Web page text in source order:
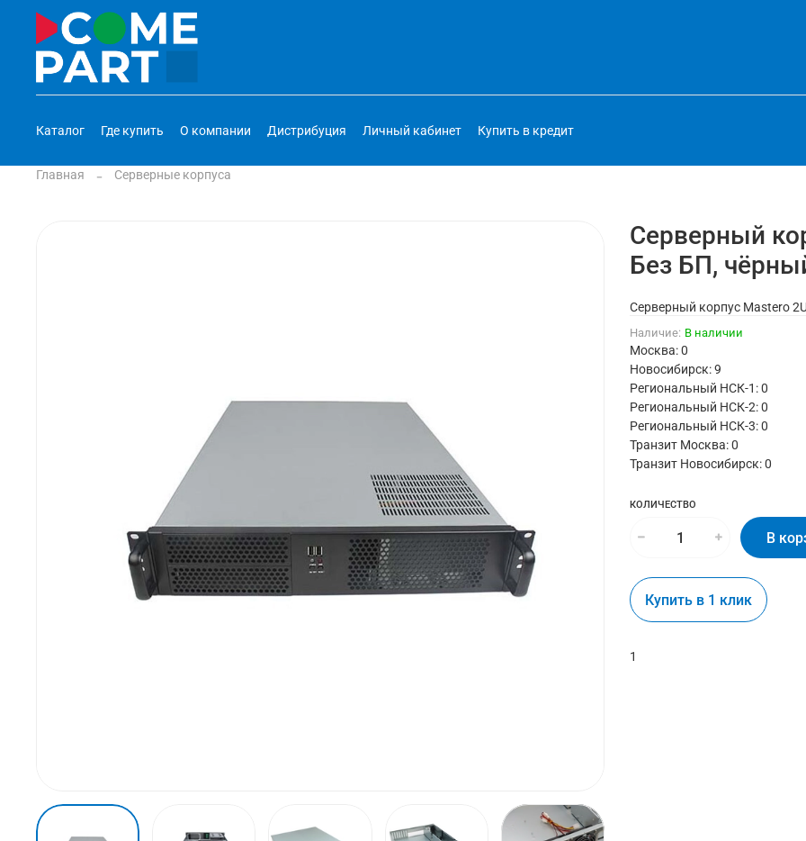
Каталог Где купить О компании Дистрибуция Личный кабинет Купить в кредит
Главная Серверные корпуса
Наличие: В наличии
Серверный
Без БП,
Москва: 0
Новосибирск: 9
Региональный НСК-1: 0
Региональный НСК-2: 0
Региональный НСК-3: 0
Транзит Москва:0
Транзит Новосибирск:0
КОЛИЧЕСТВО
В
Купить в 1 клик
1
Серверный корпус Mastero